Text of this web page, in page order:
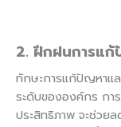
2. ฝึกฝนการแก้
ทักษะการแก้ปัญหาแล
ระดับขององค์กร กา
ประสิทธิภาพ จะช่วย